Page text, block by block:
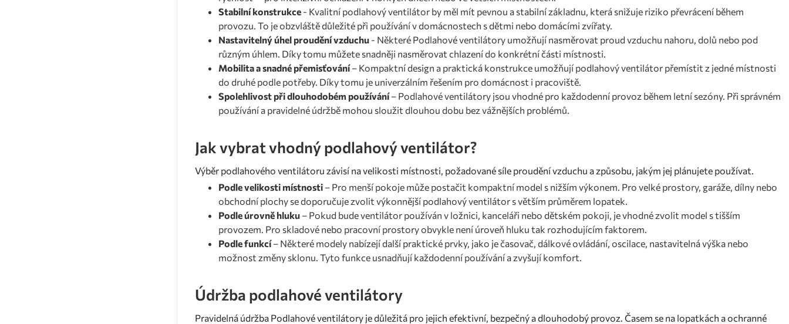
Stabilní konstrukce - Kvalitní podlahový ventilátor by měl mít pevnou a stabilní základnu, která snižuje riziko převrácení během
provozu. To je obzvláště důležité při používání v domácnostech s dětmi nebo domácími zvířaty.
Nastavitelný úhel proudění vzduchu - Některé Podlahové ventilátory umožňují nasměrovat proud vzduchu nahoru, dolů nebo pod
různým úhlem. Díky tomu můžete snadněji nasměrovat chlazení do konkrétní části místnosti.
Mobilita a snadné přemisťování– Kompaktní design a praktická konstrukce umožňují podlahový ventilátor přemístit z jedné místnosti
do druhé podle potřeby. Díky tomu je univerzálním řešením pro domácnost i pracoviště.
Spolehlivost při dlouhodobém používání– Podlahové ventilátory jsou vhodné pro každodenní provoz během letní sezóny. Při správném
používání a pravidelné údržbě mohou sloužit dlouhou dobu bez vážnějších problémů.
Jak vybrat vhodný podlahový ventilátor?
Výběr podlahového ventilátoru závisí na velikosti místnosti, požadované síle proudění vzduchu a způsobu, jakým jej plánujete používat.
Podle velikosti místnosti – Pro menší pokoje může postačit kompaktní model s nižším výkonem. Pro velké prostory, garáže, dílny nebo
obchodní plochy se doporučuje zvolit výkonnější podlahový ventilátor s větším průměrem lopatek.
Podle úrovně hluku – Pokud bude ventilátor používán v ložnici, kanceláři nebo dětském pokoji, je vhodné zvolit model s tišším
provozem. Pro skladové nebo pracovní prostory obvykle není úroveň hluku tak rozhodujícím faktorem.
Podle funkcí– Některé modely nabízejí další praktické prvky, jako je časovač, dálkové ovládání, oscilace, nastavitelná výška nebo
možnost změny sklonu. Tyto funkce usnadňují každodenní používání a zvyšují komfort.
Údržba podlahové ventilátory
Pravidelná údržba Podlahové ventilátory je důležitá pro jejich efektivní, bezpečný a dlouhodobý provoz. Časem se na lopatkách a ochranné